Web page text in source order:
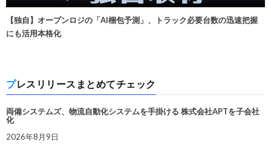
【独自】オープンロジの「AI梱包予測」、トラック必要台数の迅速把握
にも活用本格化
プレスリリースまとめてチェック
両備システムズ、物流自動化システムを手掛ける 株式会社APTを子会社
化
2026年8月9日